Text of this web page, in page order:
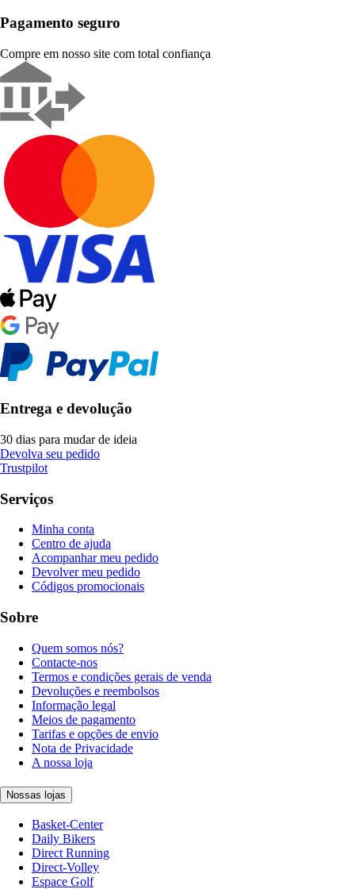
Pagamento seguro
Compre em nosso site com total confiança
Entrega e devolução
30 dias para mudar de ideia
Devolva seu pedido
Trustpilot
Serviços
Minha conta
Centro de ajuda
Acompanhar meu pedido
Devolver meu pedido
Códigos promocionais
Sobre
Quem somos nós?
Contacte-nos
Termos e condições gerais de venda
Devoluções e reembolsos
Informação legal
Meios de pagamento
Tarifas e opções de envio
Nota de Privacidade
A nossa loja
Nossas lojas
Basket-Center
Daily Bikers
Direct Running
Direct-Volley
Espace Golf